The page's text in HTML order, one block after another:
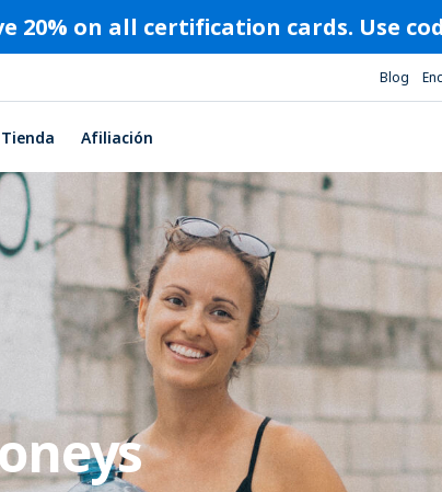
20% on all certification cards. Use
Blog
Tienda Afiliación